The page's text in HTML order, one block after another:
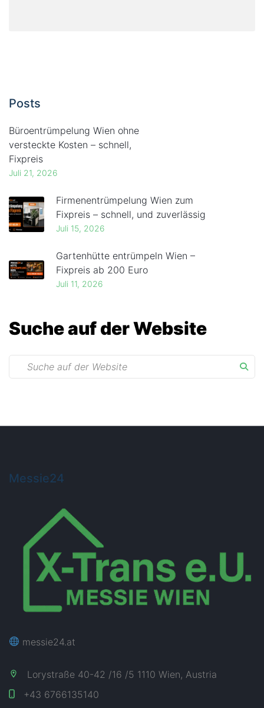
Posts
Büroentrümpelung Wien ohne
versteckte Kosten – schnell,
Fixpreis
Juli 21, 2026
Firmenentrümpelung Wien zum
Fixpreis – schnell, und zuverlässig
Juli 15, 2026
Gartenhütte entrümpeln Wien –
Fixpreis ab 200 Euro
Juli 11, 2026
Suche auf der Website
Messie24
messie24.at
Lorystraße 40-42 /16 /5 1110 Wien, Austria
+43 6766135140